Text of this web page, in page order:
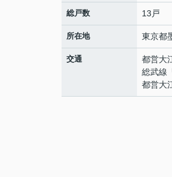
総戸数 13戸
所在地 東京都
交通 都営大
総武線
都営大